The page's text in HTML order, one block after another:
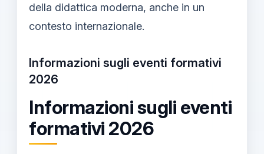
della didattica moderna, anche in un
contesto internazionale.
Informazioni sugli eventi formativi
2026
Informazioni sugli eventi
formativi 2026